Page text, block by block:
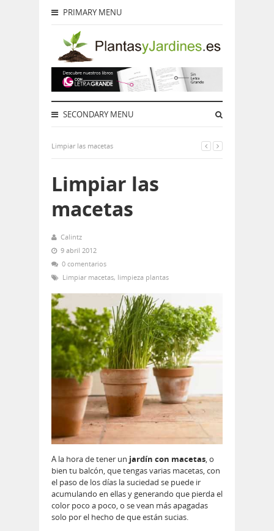
PRIMARY MENU
SECONDARY MENU
Limpiar las macetas
Limpiar las
macetas
Calintz
9 abril 2012
0 comentarios
Limpiar macetas, limpieza plantas
A la hora de tener un jardín con macetas , o
bien tu balcón, que tengas varias macetas, con
el paso de los días la suciedad se puede ir
acumulando en ellas y generando que pierda el
color poco a poco, o se vean más apagadas
solo por el hecho de que están sucias.